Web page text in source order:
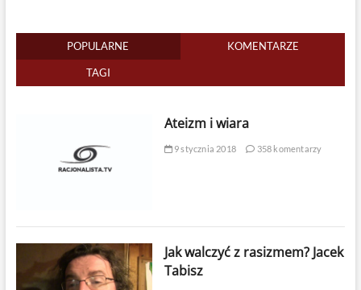
POPULARNE KOMENTARZE
TAGI
Ateizm i wiara
9 stycznia 2018 358 komentarzy
Jak walczyć z rasizmem? Jacek
Tabisz